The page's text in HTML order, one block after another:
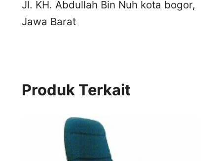
Jl. KH. Abdullah Bin Nuh kota bogor,
Jawa Barat
Produk Terkait